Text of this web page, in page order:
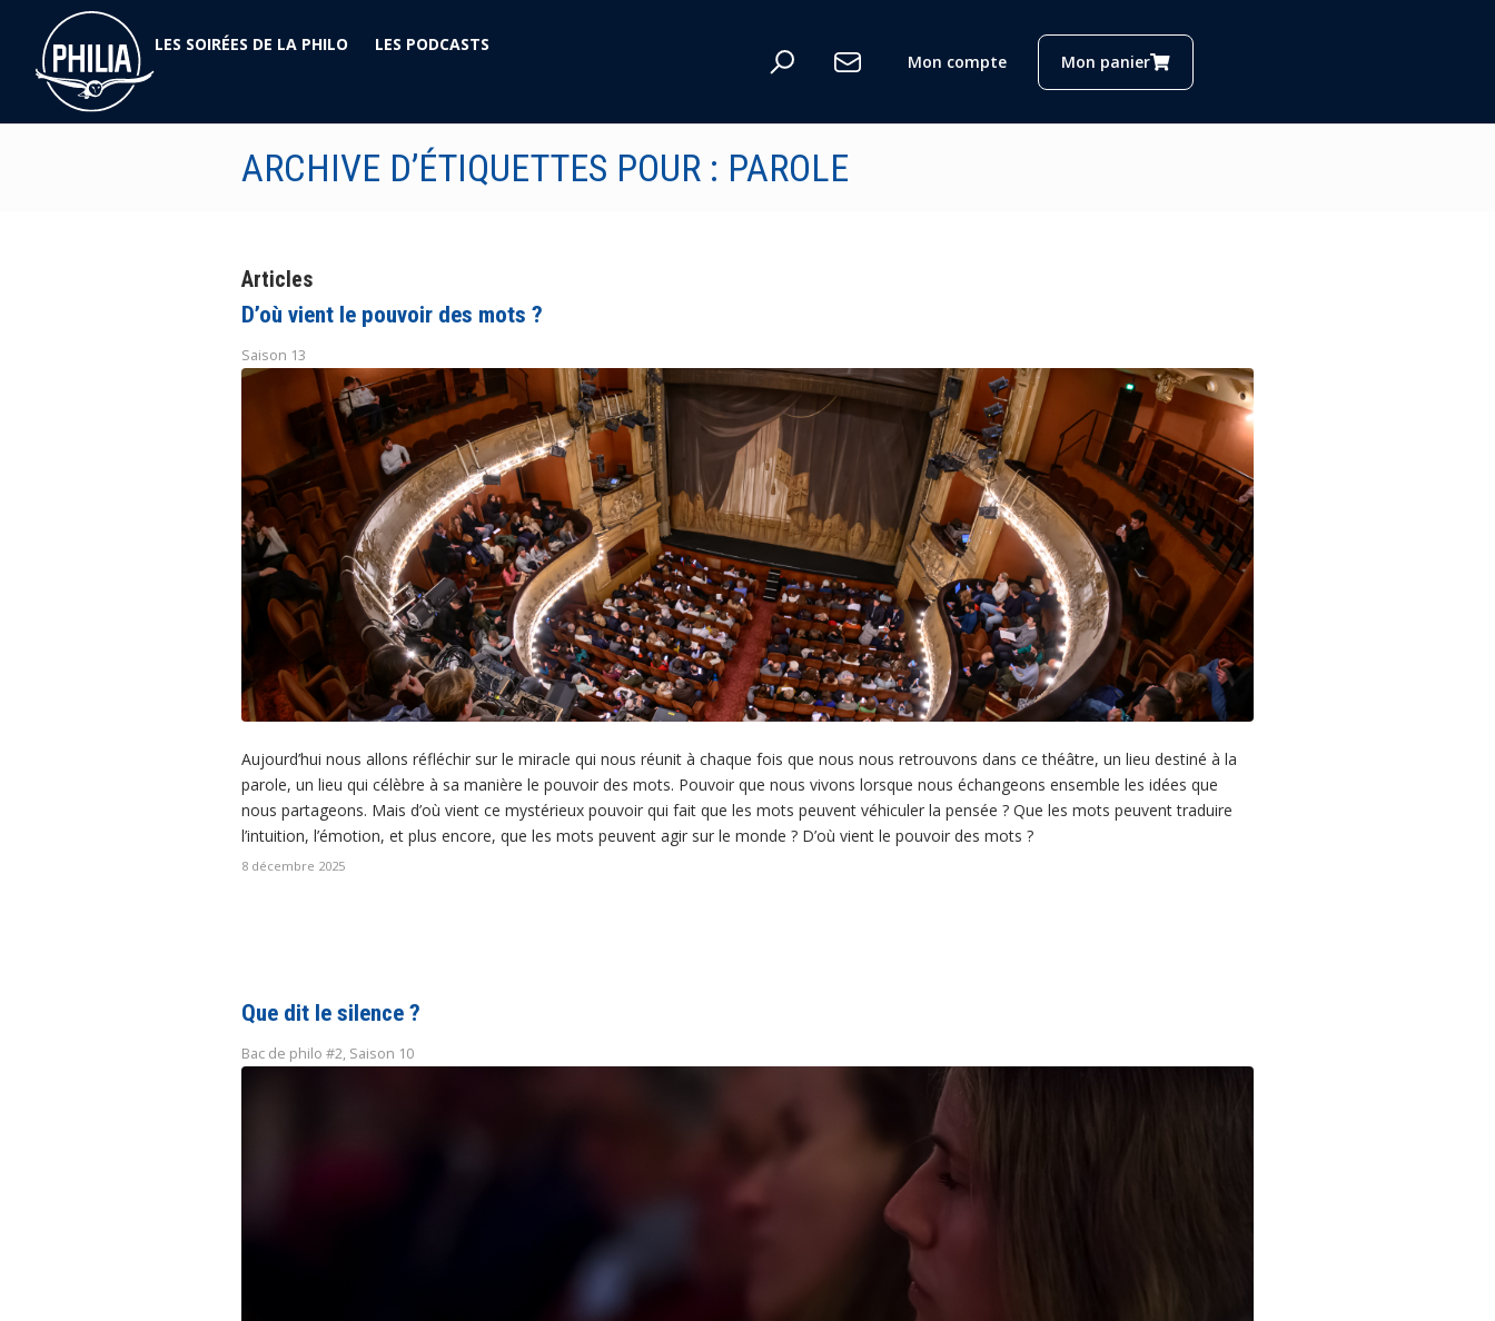
LES SOIRÉES DE LA PHILO
LES PODCASTS
Mon compte
Mon panier
ARCHIVE D’ÉTIQUETTES POUR : PAROLE
Articles
D’où vient le pouvoir des mots ?
Saison 13
Aujourd’hui nous allons réfléchir sur le miracle qui nous réunit à chaque fois que nous nous retrouvons dans ce théâtre, un lieu destiné à la
parole, un lieu qui célèbre à sa manière le pouvoir des mots. Pouvoir que nous vivons lorsque nous échangeons ensemble les idées que
nous partageons. Mais d’où vient ce mystérieux pouvoir qui fait que les mots peuvent véhiculer la pensée ? Que les mots peuvent traduire
l’intuition, l’émotion, et plus encore, que les mots peuvent agir sur le monde ? D’où vient le pouvoir des mots ?
8 décembre 2025
Que dit le silence ?
Bac de philo #2, Saison 10